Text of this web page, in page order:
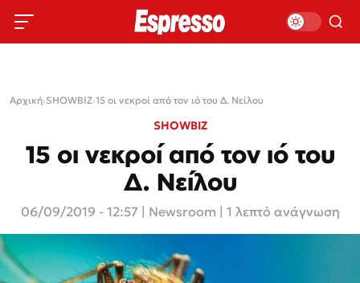
Αρχική›SHOWBIZ›15 οι νεκροί από τον ιό του Δ. Νείλου
SHOWBIZ
15 οι νεκροί από τον ιό του
Δ. Νείλου
06/09/2019 - 12:57 Newsroom | 1 λεπτό ανάγνωση